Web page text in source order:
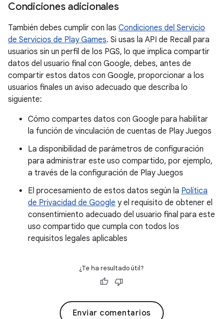
Condiciones adicionales
También debes cumplir con las Condiciones del Servicio
de Servicios de Play Games. Si usas la API de Recall para
usuarios sin un perfil de los PGS, lo que implica compartir
datos del usuario final con Google, debes, antes de
compartir estos datos con Google, proporcionar a los
usuarios finales un aviso adecuado que describa lo
siguiente:
Cómo compartes datos con Google para habilitar
la función de vinculación de cuentas de Play Juegos
La disponibilidad de parámetros de configuración
para administrar este uso compartido, por ejemplo,
a través de la configuración de Play Juegos
El procesamiento de estos datos según la Política
de Privacidad de Google y el requisito de obtener el
consentimiento adecuado del usuario final para este
uso compartido que cumpla con todos los
requisitos legales aplicables
¿Te ha resultado útil?
Enviar comentarios